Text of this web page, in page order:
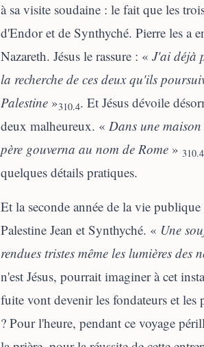
à sa visite soudaine : le fait que les
d'Endor et de Synthyché. Pierre les a
Nazareth. Jésus le rassure : « J'ai déjà
la recherche de ces deux qu'ils
Palestine »310.4. Et Jésus dévoile
deux malheureux. « Dans une
père gouverna au nom de Rome » 310.4
quelques détails pratiques.
Et la seconde année de la vie
Palestine Jean et Synthyché. « Une
rendues tristes même les lumières des
n'est Jésus, pourrait imaginer à cet
fuite vont devenir les fondateurs et les
? Pour l'heure, pendant ce voyage